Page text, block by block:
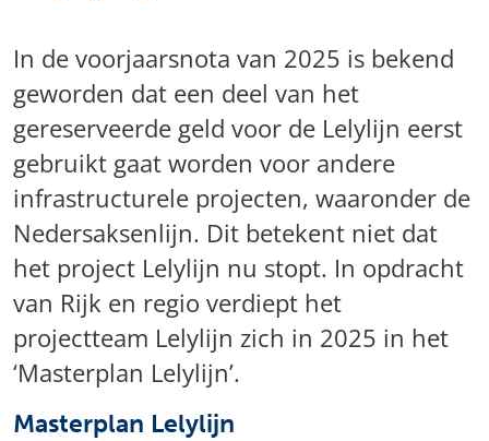
In de voorjaarsnota van 2025 is bekend
geworden dat een deel van het
gereserveerde geld voor de Lelylijn eerst
gebruikt gaat worden voor andere
infrastructurele projecten, waaronder de
Nedersaksenlijn. Dit betekent niet dat
het project Lelylijn nu stopt. In opdracht
van Rijk en regio verdiept het
projectteam Lelylijn zich in 2025 in het
‘Masterplan Lelylijn’.
Masterplan Lelylijn